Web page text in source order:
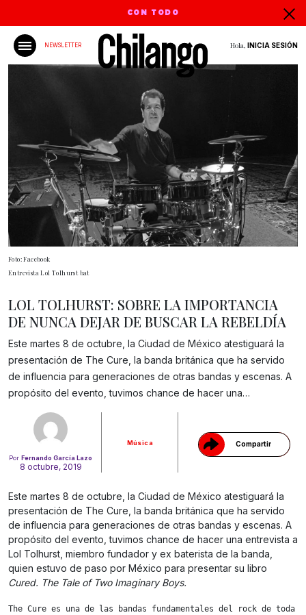
CON TODO
NEWSLETTER Hola, INICIA SESIÓN
Foto: Facebook
Entrevista Lol Tolhurst bat
PorFernando García Lazo
8 octubre, 2019
Música Compartir
Gracias!
LOL TOLHURST: SOBRE LA IMPORTANCIA
DE NUNCA DEJAR DE BUSCAR LA REBELDÍA
Este martes 8 de octubre, la Ciudad de México atestiguará la
presentación de The Cure, la banda británica que ha servido
de influencia para generaciones de otras bandas y escenas. A
propósito del evento, tuvimos chance de hacer una…
Este martes 8 de octubre, la Ciudad de México atestiguará la
presentación de The Cure, la banda británica que ha servido
de influencia para generaciones de otras bandas y escenas. A
propósito del evento, tuvimos chance de hacer una entrevista a
Lol Tolhurst, miembro fundador y ex baterista de la banda,
quien estuvo de paso por México para presentar su libro
Cured. The Tale of Two Imaginary Boys.
The Cure es una de las bandas fundamentales del rock de toda